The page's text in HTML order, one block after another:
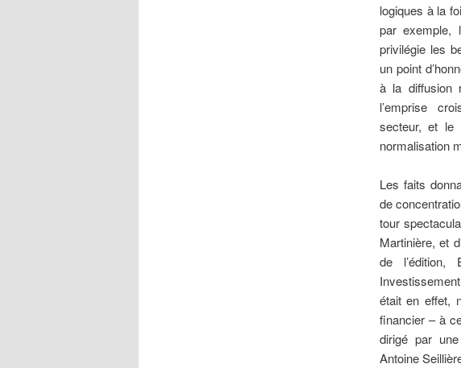
logiques à la
par exemple,
privilégie les
un point
à la diffusion
l’emprise
secteur, et le
normalisation
Les faits
de
tour
Martinière, et
de l’édition,
était en effet,
financier – à
dirigé par
Antoine